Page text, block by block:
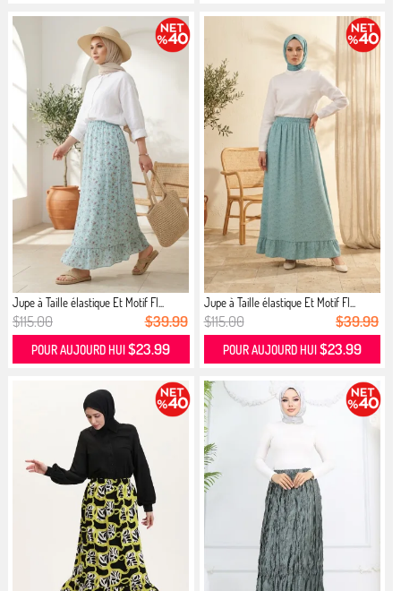
Jupe à Taille élastique Et Motif Fl...
$115.00 $39.99
POUR AUJOURD HUI$23.99
Jupe à Taille élastique Et Motif Fl...
$115.00 $39.99
POUR AUJOURD HUI $23.99